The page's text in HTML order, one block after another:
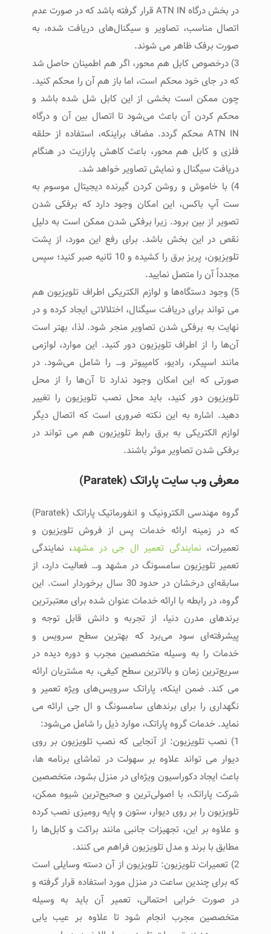
در بخش درگاه ATN IN قرار گرفته باشد که در صورت عدم
اتصال مناسب، تصاویر و سیگنال‌های دریافت شده، به
صورت برفک ظاهر می شوند.
3) درخصوص کابل هم محور، اگر هم اطمینان حاصل شد
که در جای خود محکم است، اما باز هم آن را محکم کنید.
چون ممکن است بخشی از این کابل شل شده باشد و
محکم کردن آن باعث می‌شود تا اتصال بین آن و درگاه
ATN IN محکم گردد. مضاف براینکه، استفاده از حلقه
فلزی و کابل هم محور، باعث کاهش پارازیت در هنگام
دریافت سیگنال و نمایش تصاویر خواهد شد.
4) با خاموش و روشن کردن گیرنده دیجیتال موسوم به
ست آپ باکس، این امکان وجود دارد که برفکی شدن
تصویر از بین برود. زیرا برفکی شدن ممکن است به دلیل
نقص در این بخش باشد. برای رفع این مورد، از پشت
تلویزیون، پریز برق را کشیده و 10 ثانیه صبر کنید؛ سپس
مجدداً آن را متصل نمایید.
5) وجود دستگاه‌ها و لوازم الکتریکی اطراف تلویزیون هم
می تواند برای دریافت سیگنال، اختلالاتی ایجاد کرده و در
نهایت به برفکی شدن تصاویر منجر شود. لذا، بهتر است
آن‌ها را از اطراف تلویزیون دور کنید. این موارد، لوازمی
مانند اسپیکر، رادیو، کامپیوتر و… را شامل می‌شود. در
صورتی که این امکان وجود ندارد تا آن‌ها را از محل
تلویزیون دور کنید، باید محل نصب تلویزیون را تغییر
دهید. اشاره به این نکته ضروری است که اتصال دیگر
لوازم الکتریکی به برق رابط تلویزیون هم می تواند در
برفکی شدن تصاویر موثر باشند.
معرفی وب سایت پاراتک (Paratek)
گروه مهندسی الکترونیک و انفورماتیک پاراتک (Paratek)
که در زمینه ارائه خدمات پس از فروش تلویزیون و
تعمیرات، نمایندگی تعمیر ال جی در مشهد، نمایندگی
تعمیر تلویزیون سامسونگ در مشهد و… فعالیت دارد، از
سابقه‌ای درخشان در حدود 30 سال برخوردار است. این
گروه، در رابطه با ارائه خدمات عنوان شده برای معتبرترین
برندهای مدرن دنیا، از تجربه و دانش قابل توجه و
پیشرفته‌ای سود می‌برد که بهترین سطح سرویس و
خدمات را به وسیله متخصصین مجرب و دوره دیده در
سریع‌ترین زمان و بالاترین سطح کیفی، به مشتریان ارائه
می کند. ضمن اینکه، پاراتک سرویس‌های ویژه تعمیر و
نگهداری را برای برندهای سامسونگ و ال جی ارائه می
نماید. خدمات گروه پاراتک، موارد ذیل را شامل می‌شود:
1) نصب تلویزیون: از آنجایی که نصب تلویزیون بر روی
دیوار می تواند علاوه بر سهولت در تماشای برنامه ها،
باعث ایجاد دکوراسیون ویژه‌ای در منزل بشود، متخصصین
شرکت پاراتک، با اصولی‌ترین و صحیح‌ترین شیوه ممکن،
تلویزیون را بر روی دیوار، ستون و پایه رومیزی نصب کرده
و علاوه بر این، تجهیزات جانبی مانند براکت و کابل‌ها را
مطابق با برند و مدل تلویزیون فراهم می کنند.
2) تعمیرات تلویزیون: تلویزیون از آن دسته وسایلی است
که برای چندین ساعت در منزل مورد استفاده قرار گرفته و
در صورت خرابی احتمالی، تعمیر آن باید به وسیله
متخصصین مجرب انجام شود تا علاوه بر عیب یابی